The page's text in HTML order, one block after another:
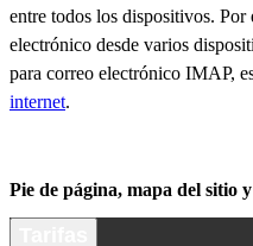
entre todos los dispositivos. Por
electrónico desde varios
para correo electrónico IMAP,
internet.
Pie de página, mapa del sitio